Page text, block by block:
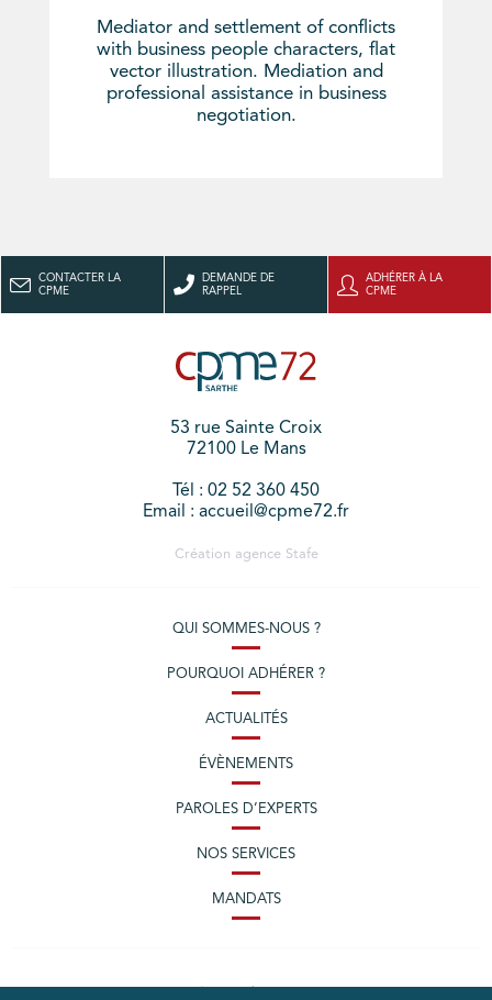
Mediator and settlement of conflicts
with business people characters, flat
vector illustration. Mediation and
professional assistance in business
negotiation.
CONTACTER LA
CPME
DEMANDE DE
RAPPEL
ADHÉRER À LA
CPME
53 rue Sainte Croix
72100 Le Mans
Tél : 02 52 360 450
Email : accueil@cpme72.fr
Création agence Stafe
QUI SOMMES-NOUS ?
POURQUOI ADHÉRER ?
ACTUALITÉS
ÉVÈNEMENTS
PAROLES D’EXPERTS
NOS SERVICES
MANDATS